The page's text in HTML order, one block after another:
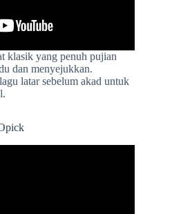
klasik yang penuh pujian
dan menyejukkan.
latar sebelum akad untuk